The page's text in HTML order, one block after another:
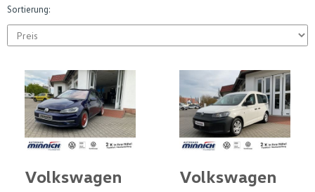
Sortierung:
Volkswagen
Volkswagen